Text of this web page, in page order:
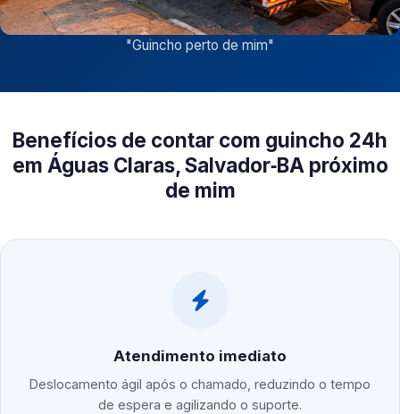
"Guincho perto de mim"
Benefícios de contar com guincho 24h
em Águas Claras, Salvador‑BA próximo
de mim
Atendimento imediato
Deslocamento ágil após o chamado, reduzindo o tempo
de espera e agilizando o suporte.